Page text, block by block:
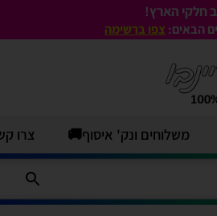
הבאים: צפו ברשימה
משלוחים ונק' איסוף🚚 צרו